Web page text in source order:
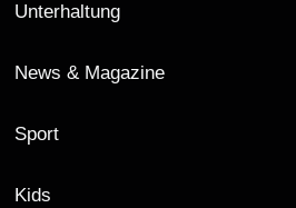
Unterhaltung
News & Magazine
Sport
Kids